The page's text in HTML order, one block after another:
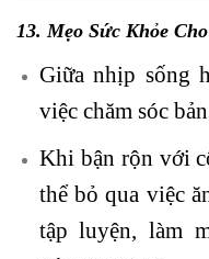
13. Mẹo Sức Khỏe Cho
Giữa nhịp sống
việc chăm sóc
Khi bận rộn với
thể bỏ qua việc
tập luyện, làm